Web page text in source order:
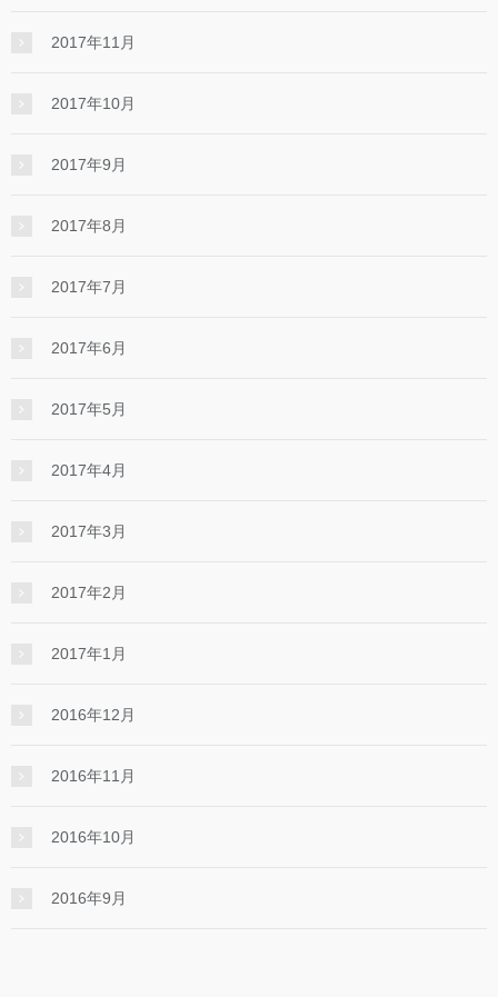
2017年11月
2017年10月
2017年9月
2017年8月
2017年7月
2017年6月
2017年5月
2017年4月
2017年3月
2017年2月
2017年1月
2016年12月
2016年11月
2016年10月
2016年9月